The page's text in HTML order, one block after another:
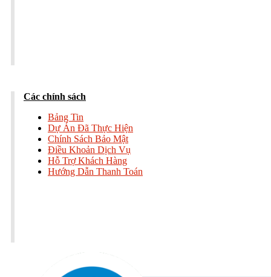
Các chính sách
Bảng Tin
Dự Án Đã Thực Hiện
Chính Sách Bảo Mật
Điều Khoản Dịch Vụ
Hỗ Trợ Khách Hàng
Hướng Dẫn Thanh Toán